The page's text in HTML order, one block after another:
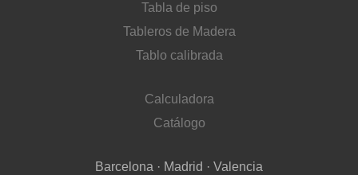
Tabla de piso
Tableros de Madera
Tablo calibrada
Calculadora
Catálogo
Barcelona · Madrid · Valencia